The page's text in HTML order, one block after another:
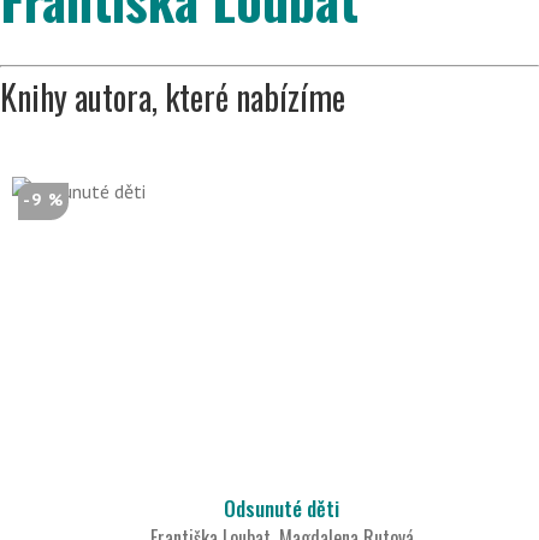
Knihy autora, které nabízíme
-9 %
Odsunuté děti